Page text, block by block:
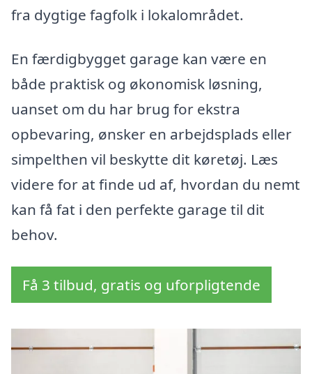
fra dygtige fagfolk i lokalområdet.
En færdigbygget garage kan være en
både praktisk og økonomisk løsning,
uanset om du har brug for ekstra
opbevaring, ønsker en arbejdsplads eller
simpelthen vil beskytte dit køretøj. Læs
videre for at finde ud af, hvordan du nemt
kan få fat i den perfekte garage til dit
behov.
Få 3 tilbud, gratis og uforpligtende